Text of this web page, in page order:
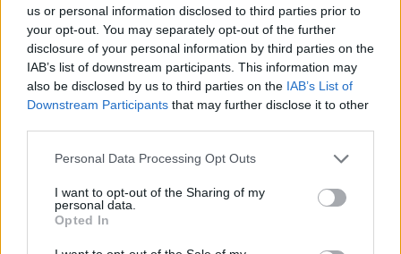
us or personal information disclosed to third parties prior to
your opt-out. You may separately opt-out of the further
disclosure of your personal information by third parties on the
IAB’s list of downstream participants. This information may
also be disclosed by us to third parties on the IAB’s List of
Downstream Participants that may further disclose it to other
Personal Data Processing Opt Outs
I want to opt-out of the Sharing of my
personal data.
Opted In
Vybrané články
Prima sport - co nabídne v prvním
vysílacím týdnu
Kdy a kde bude Prima sport k